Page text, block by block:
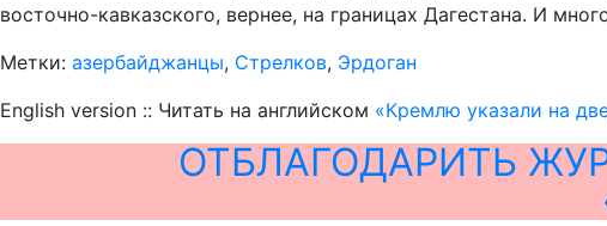
восточно-кавказского, вернее, на границах Дагестана. И
Метки: азербайджанцы, Стрелков, Эрдоган
English version :: Читать на английском «Кремлю указали на
ОТБЛАГОДАРИТЬ